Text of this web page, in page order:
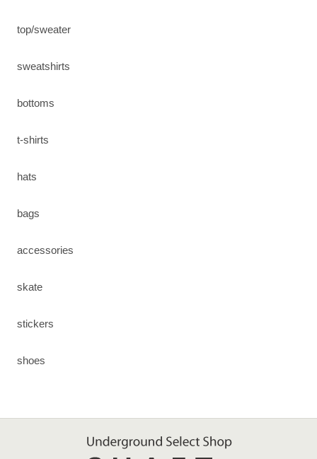
top/sweater
sweatshirts
bottoms
t-shirts
hats
bags
accessories
skate
stickers
shoes